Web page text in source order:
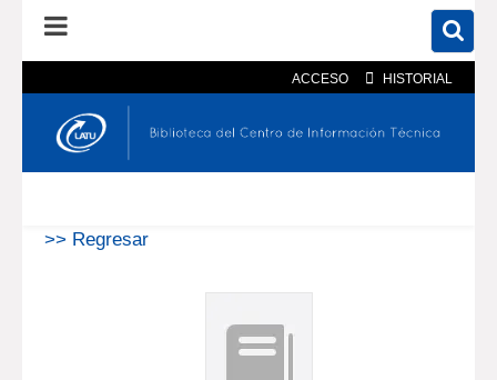
ACCESO HISTORIAL
En el catálogo En el sitio
>> Regresar